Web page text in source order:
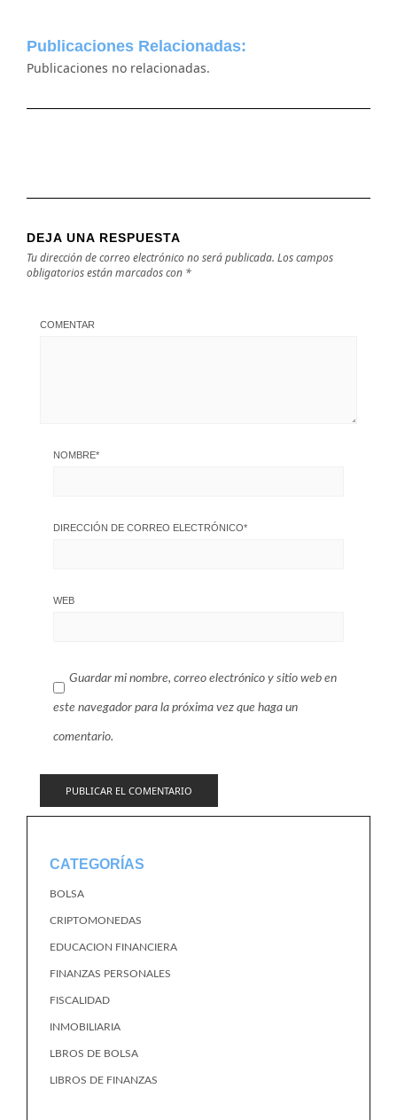
Publicaciones Relacionadas:
Publicaciones no relacionadas.
DEJA UNA RESPUESTA
Tu dirección de correo electrónico no será publicada. Los campos
obligatorios están marcados con *
COMENTAR
NOMBRE*
DIRECCIÓN DE CORREO ELECTRÓNICO*
WEB
Guardar mi nombre, correo electrónico y sitio web en
este navegador para la próxima vez que haga un
comentario.
CATEGORÍAS
BOLSA
CRIPTOMONEDAS
EDUCACION FINANCIERA
FINANZAS PERSONALES
FISCALIDAD
INMOBILIARIA
LBROS DE BOLSA
LIBROS DE FINANZAS